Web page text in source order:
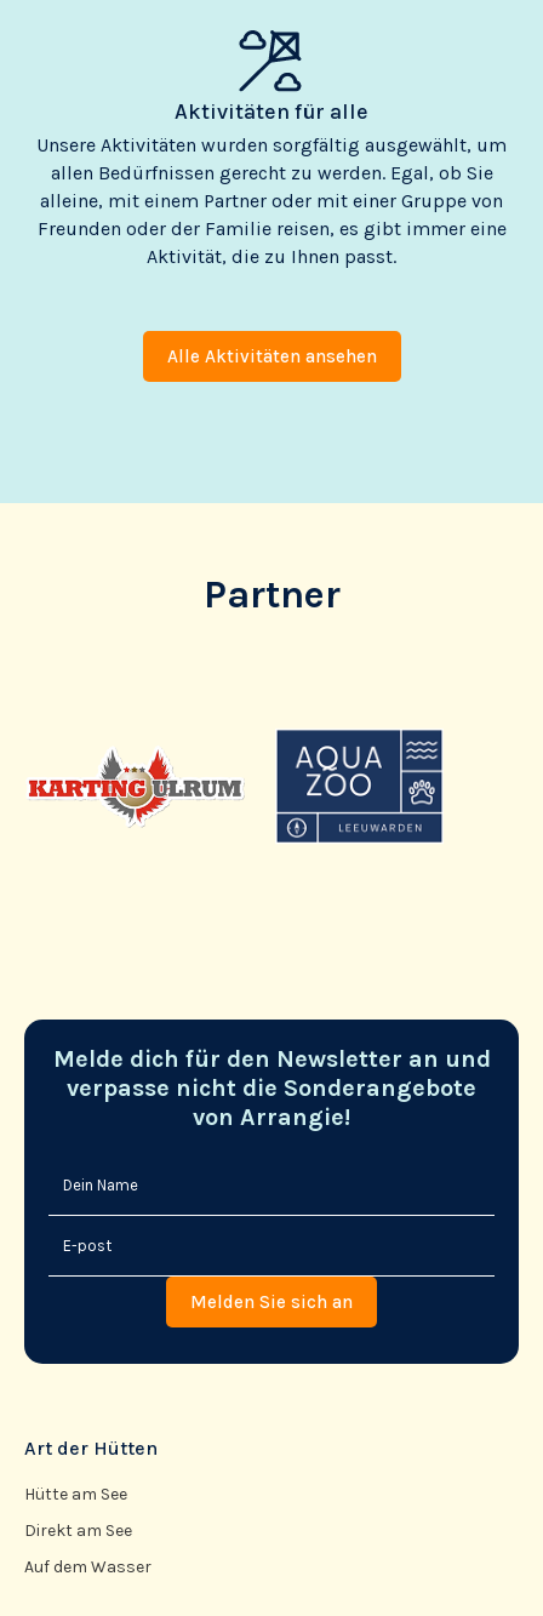
Aktivitäten für alle
Unsere Aktivitäten wurden sorgfältig ausgewählt, um
allen Bedürfnissen gerecht zu werden. Egal, ob Sie
alleine, mit einem Partner oder mit einer Gruppe von
Freunden oder der Familie reisen, es gibt immer eine
Aktivität, die zu Ihnen passt.
Alle Aktivitäten ansehen
Partner
Melde dich für den Newsletter an und
verpasse nicht die Sonderangebote
von Arrangie!
Art der Hütten
Hütte am See
Direkt am See
Auf dem Wasser